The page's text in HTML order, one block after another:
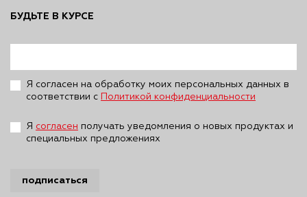
БУДЬТЕ В КУРСЕ
Я согласен на обработку моих персональных данных в
соответствии с
Политикой конфиденциальности
Я согласен получать уведомления о новых продуктах и
специальных предложениях
подписаться